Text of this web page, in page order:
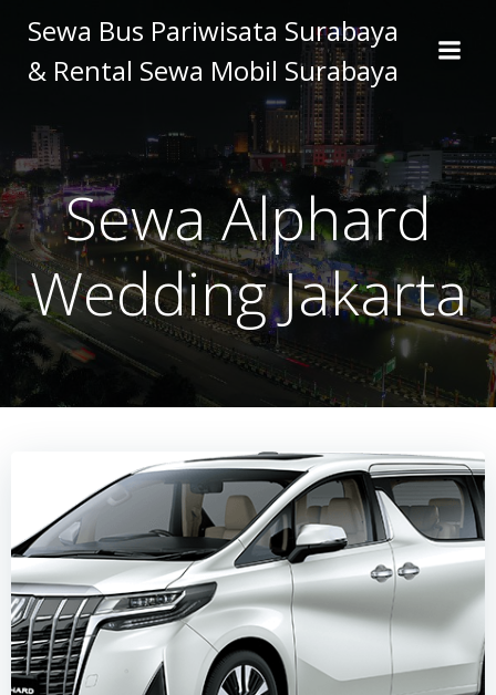
to
content
Sewa Bus Pariwisata Surabaya
& Rental Sewa Mobil Surabaya
Sewa Alphard
Wedding Jakarta